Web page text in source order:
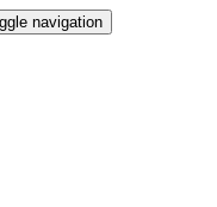
navigation